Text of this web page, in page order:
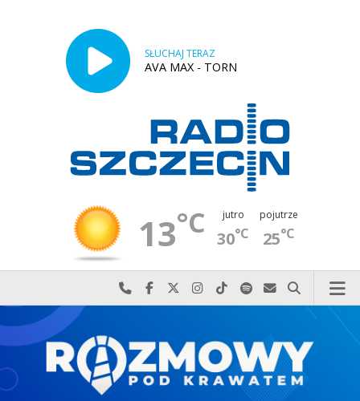
SŁUCHAJ TERAZ
AVA MAX - TORN
13°C jutro
30°C
pojutrze
25°C
Najlepiej po prostu do nas zadzwoń
Odwiedź nas na Facebook-u
Odwiedź nas na X
Odwiedź nas na Instagram-ie
Odwiedź nas na TikTok-u
Szukaj nas na Spotify
Wyślij do nas
Szukaj